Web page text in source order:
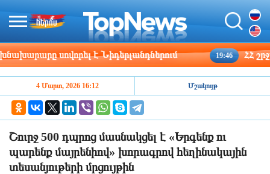
սովորել է Նիդերլանդներում 19:46 ՀՀ
4 Մարտ, 2026 16:12 Մշակույթ
Շուրջ 500 դպրոց մասնակցել է «Երգենք ու
պարենք մայրենիով» խորագրով հեղինակային
տեսանյութերի մրցույթին